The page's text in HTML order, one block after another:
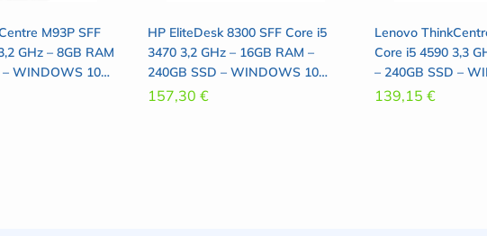
M93P SFF
GHz – 8GB RAM
– WINDOWS 10
HP EliteDesk 8300 SFF Core i5
3470 3,2 GHz – 16GB RAM –
240GB SSD – WINDOWS 10
PRO
157,30 €
Lenovo
Core i5 4590 3,3
– 240GB SSD –
PRO
139,15€